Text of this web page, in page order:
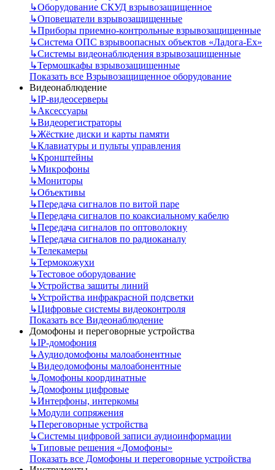
↳Оборудование СКУД взрывозащищенное
↳Оповещатели взрывозащищенные
↳Приборы приемно-контрольные взрывозащищенные
↳Система ОПС взрывоопасных объектов «Ладога-Ex»
↳Системы видеонаблюдения взрывозащищенные
↳Термошкафы взрывозащищенные
Показать все Взрывозащищенное оборудование
Видеонаблюдение
↳IP-видеосерверы
↳Аксессуары
↳Видеорегистраторы
↳Жёсткие диски и карты памяти
↳Клавиатуры и пульты управления
↳Кронштейны
↳Микрофоны
↳Мониторы
↳Объективы
↳Передача сигналов по витой паре
↳Передача сигналов по коаксиальному кабелю
↳Передача сигналов по оптоволокну
↳Передача сигналов по радиоканалу
↳Телекамеры
↳Термокожухи
↳Тестовое оборудование
↳Устройства защиты линий
↳Устройства инфракрасной подсветки
↳Цифровые системы видеоконтроля
Показать все Видеонаблюдение
Домофоны и переговорные устройства
↳IP-домофония
↳Аудиодомофоны малоабонентные
↳Видеодомофоны малоабонентные
↳Домофоны координатные
↳Домофоны цифровые
↳Интерфоны, интеркомы
↳Модули сопряжения
↳Переговорные устройства
↳Системы цифровой записи аудиоинформации
↳Типовые решения «Домофоны»
Показать все Домофоны и переговорные устройства